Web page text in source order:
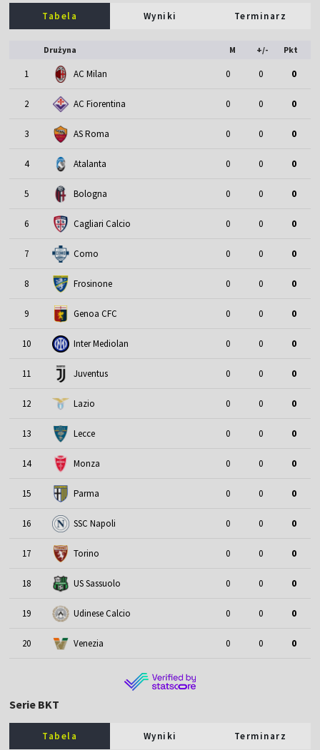
Tabela Wyniki Terminarz
Drużyna M +/- Pkt
1 AC Milan 0 0 0
2 AC Fiorentina 0 0 0
3 AS Roma 0 0 0
4 Atalanta 0 0 0
5 Bologna 0 0 0
6 Cagliari Calcio 0 0 0
7 Como 0 0 0
8 Frosinone 0 0 0
9 Genoa CFC 0 0 0
10 Inter Mediolan 0 0 0
11 Juventus 0 0 0
12 Lazio 0 0 0
13 Lecce 0 0 0
14 Monza 0 0 0
15 Parma 0 0 0
16 SSC Napoli 0 0 0
17 Torino 0 0 0
18 US Sassuolo 0 0 0
19 Udinese Calcio 0 0 0
20 Venezia 0 0 0
Serie BKT
Tabela Wyniki Terminarz